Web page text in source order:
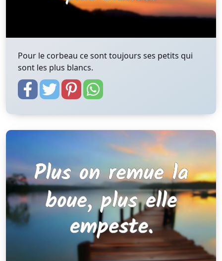
Pour le corbeau ce sont toujours ses petits qui
sont les plus blancs.